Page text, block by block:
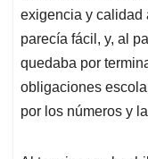
exigencia y
parecía fácil, y, al
quedaba por
obligaciones
por los números y